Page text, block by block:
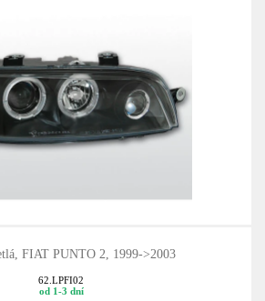
FIAT PUNTO 2, 1999->2003
62.LPFI02
od 1-3 dní